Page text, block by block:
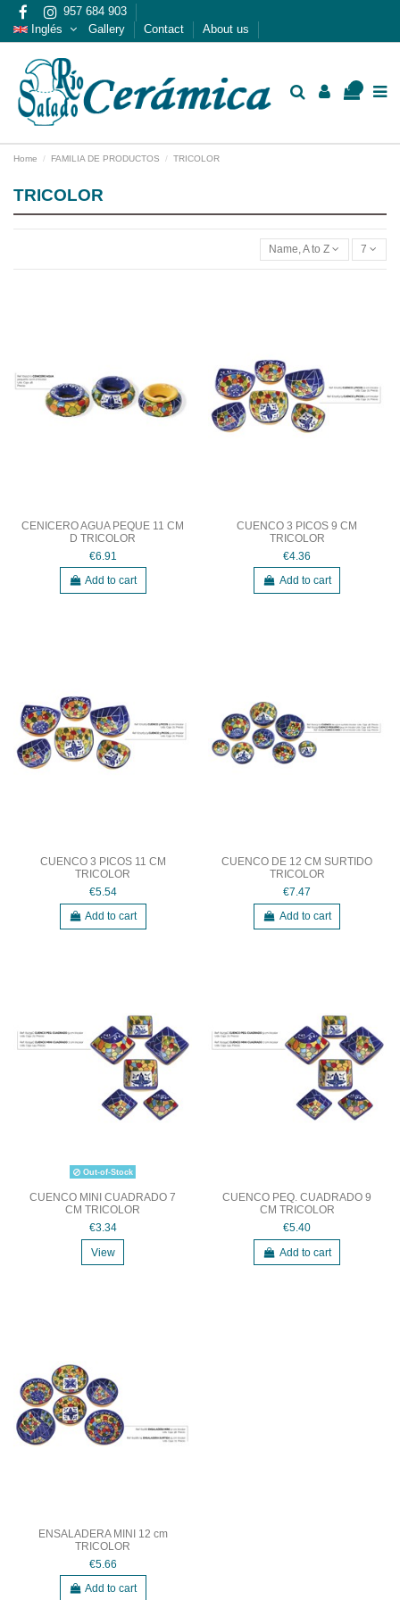
957 684 903
Inglés
Gallery Contact About us
Home FAMILIA DE PRODUCTOS TRICOLOR
TRICOLOR
Name, A to Z 7
CENICERO AGUA PEQUE 11 CM
D TRICOLOR
€6.91
Add to cart
CUENCO 3 PICOS 9 CM
TRICOLOR
€4.36
Add to cart
CUENCO 3 PICOS 11 CM
TRICOLOR
€5.54
Add to cart
CUENCO DE 12 CM SURTIDO
TRICOLOR
€7.47
Add to cart
Out-of-Stock
CUENCO MINI CUADRADO 7
CM TRICOLOR
€3.34
View
CUENCO PEQ. CUADRADO 9
CM TRICOLOR
€5.40
Add to cart
ENSALADERA MINI 12 cm
TRICOLOR
€5.66
Add to cart